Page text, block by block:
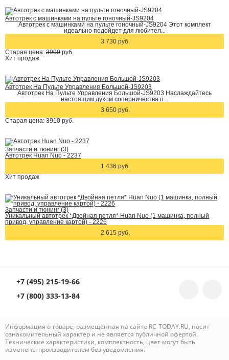
Автотрек с машинками на пульте гоночный-JS9204
Автотрек с машинками на пульте гоночный-JS9204 Этот комплект
идеально подойдет для любител...
3 730 руб.
Старая цена: 3999 руб.
Хит продаж
Автотрек На Пульте Управления Большой-JS9203
Автотрек На Пульте Управления Большой-JS9203 Наслаждайтесь
настоящим духом соперничества п...
3 650 руб.
Старая цена: 3910 руб.
Запчасти и тюнинг (3)
Автотрек Huan Nuo - 2237
1 436 руб.
Хит продаж
Запчасти и тюнинг (3)
Уникальный автотрек *Двойная петля* Huan Nuo (1 машинка, полный
привод, управление картой) - 2226
2 615 руб.
+7 (495) 215-19-66
+7 (800) 333-13-84
Информация о товаре, размещённая на сайте RC-TODAY.RU, носит
ознакомительный характер и не является публичной офертой.
Технические характеристики, комплектность, цвет могут быть
изменены производителем без уведомления.